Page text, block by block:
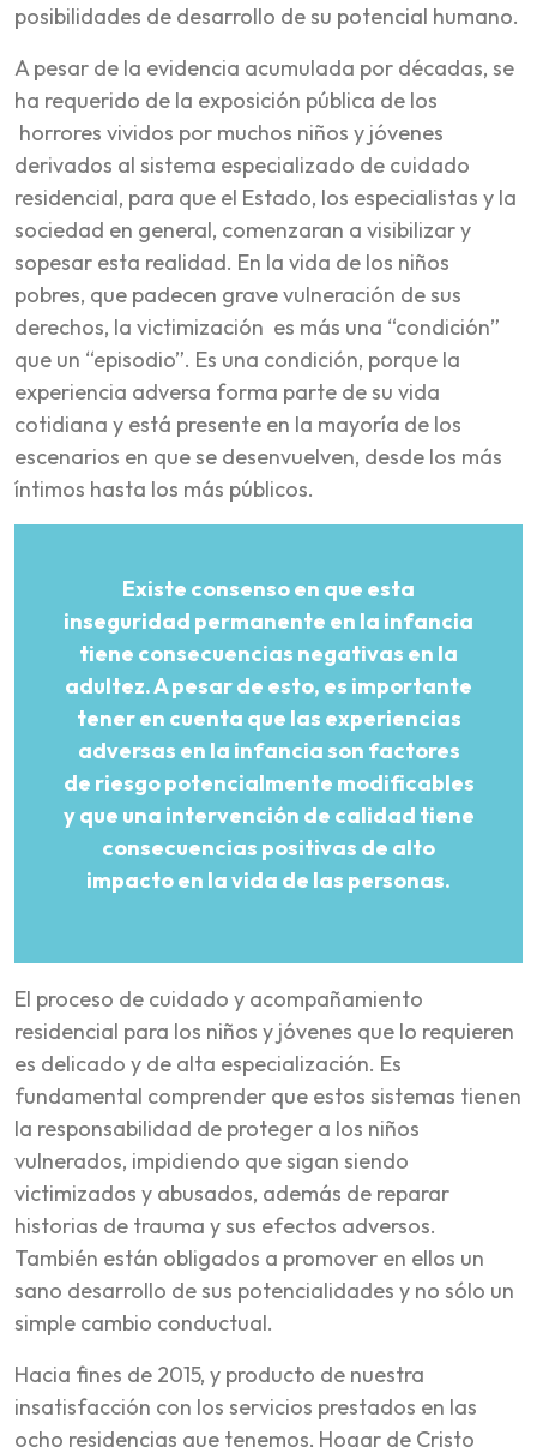
posibilidades de desarrollo de su potencial humano.
A pesar de la evidencia acumulada por décadas, se
ha requerido de la exposición pública de los
horrores vividos por muchos niños y jóvenes
derivados al sistema especializado de cuidado
residencial, para que el Estado, los especialistas y la
sociedad en general, comenzaran a visibilizar y
sopesar esta realidad. En la vida de los niños
pobres, que padecen grave vulneración de sus
derechos, la victimización es más una “condición”
que un “episodio”. Es una condición, porque la
experiencia adversa forma parte de su vida
cotidiana y está presente en la mayoría de los
escenarios en que se desenvuelven, desde los más
íntimos hasta los más públicos.
Existe consenso en que esta
inseguridad permanente en la infancia
tiene consecuencias negativas en la
adultez. A pesar de esto, es importante
tener en cuenta que las experiencias
adversas en la infancia son factores
de riesgo potencialmente modificables
y que una intervención de calidad tiene
consecuencias positivas de alto
impacto en la vida de las personas.
El proceso de cuidado y acompañamiento
residencial para los niños y jóvenes que lo requieren
es delicado y de alta especialización. Es
fundamental comprender que estos sistemas tienen
la responsabilidad de proteger a los niños
vulnerados, impidiendo que sigan siendo
victimizados y abusados, además de reparar
historias de trauma y sus efectos adversos.
También están obligados a promover en ellos un
sano desarrollo de sus potencialidades y no sólo un
simple cambio conductual.
Hacia fines de 2015, y producto de nuestra
insatisfacción con los servicios prestados en las
ocho residencias que tenemos, Hogar de Cristo